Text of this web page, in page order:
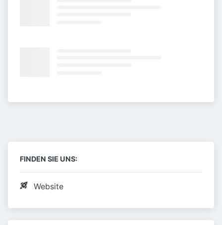
FINDEN SIE UNS:
Website